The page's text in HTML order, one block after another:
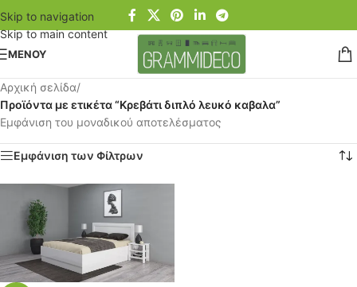
Skip to navigation
Skip to main content
ΜΕΝΟΥ
Αρχική σελίδα/
Προϊόντα με ετικέτα “Κρεβάτι διπλό λευκό καβαλα”
Εμφάνιση του μοναδικού αποτελέσματος
Εμφάνιση των Φίλτρων